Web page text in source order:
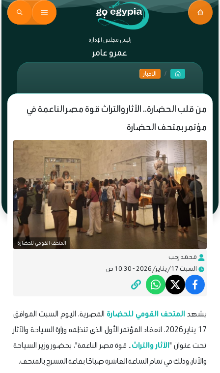
رئيس مجلس الإدارة
عمرو عامر
الاخبار
من قلب الحضارة.. الآثار والتراث قوة مصر الناعمة في
مؤتمر بمتحف الحضارة
المتحف القومي للحضارة
محمد رجب
السبت 17/يناير/2026 - 10:30 ص
يشهدالمتحف القومي للحضارة المصرية، اليوم السبت الموافق
17 يناير 2026، انعقاد المؤتمر الأول الذي تنظمه وزارة السياحة والآثار
تحت عنوان "الآثار والتراث.. قوة مصر الناعمة"، بحضور وزير السياحة
والآثار، وذلك في تمام الساعة العاشرة صباحًا بقاعة المسرح بالمتحف.